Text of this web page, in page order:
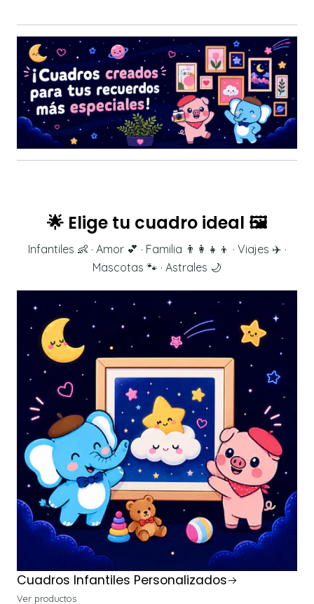
🌟 Elige tu cuadro ideal 🖼️
Infantiles 👶 · Amor 💕 · Familia 👨‍👩‍👧‍👦 · Viajes ✈️ ·
Mascotas 🐾 · Astrales 🌙
Cuadros Infantiles Personalizados
Ver productos